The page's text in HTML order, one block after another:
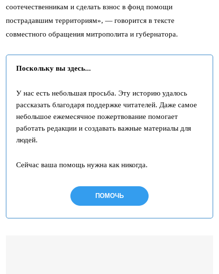
соотечественникам и сделать взнос в фонд помощи
пострадавшим территориям», — говорится в тексте
совместного обращения митрополита и губернатора.
Поскольку вы здесь...
У нас есть небольшая просьба. Эту историю удалось
рассказать благодаря поддержке читателей. Даже самое
небольшое ежемесячное пожертвование помогает
работать редакции и создавать важные материалы для
людей.
Сейчас ваша помощь нужна как никогда.
ПОМОЧЬ